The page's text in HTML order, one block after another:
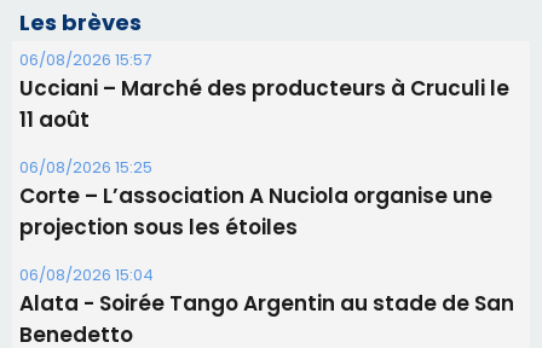
06/08/2026 15:04
Alata - Soirée Tango Argentin au stade de San
Benedetto
05/08/2026 09:53
Biguglia : messe de la Sainte-Marie et
procession le 14 août
31/07/2026 08:24
Tennis - Début ce week-end du tournoi du
RCPV